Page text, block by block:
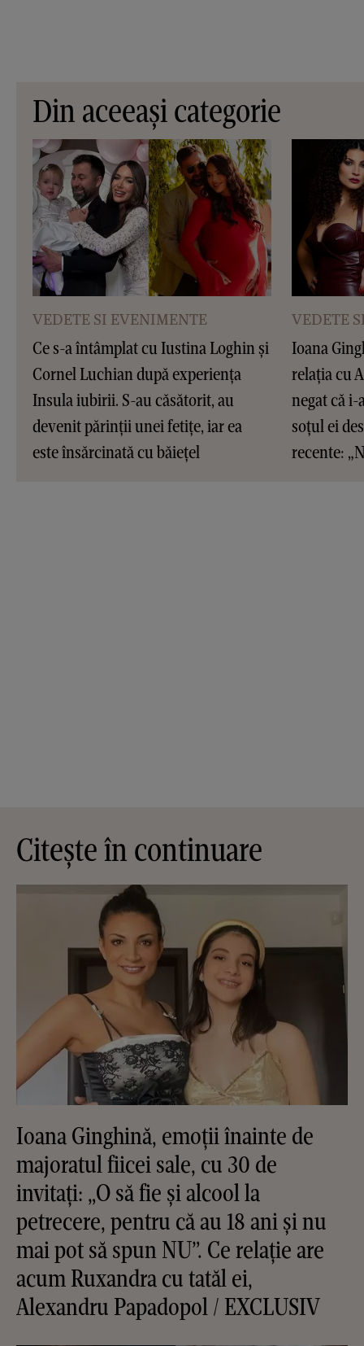
Din aceeași categorie
VEDETE SI EVENIMENTE
Ce s-a întâmplat cu Iustina Loghin și
Cornel Luchian după experiența
Insula iubirii. S-au căsătorit, au
devenit părinții unei fetițe, iar ea
este însărcinată cu băiețel
VEDETE
Ioana
relația cu
negat că i-
soțul ei
recente:
Citește în continuare
Ioana Ginghină, emoții înainte de
majoratul fiicei sale, cu 30 de
invitați: „O să fie și alcool la
petrecere, pentru că au 18 ani și nu
mai pot să spun NU”. Ce relație are
acum Ruxandra cu tatăl ei,
Alexandru Papadopol / EXCLUSIV